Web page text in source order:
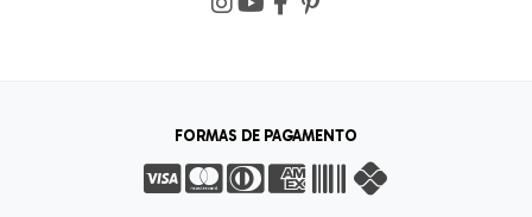
FORMAS DE PAGAMENTO